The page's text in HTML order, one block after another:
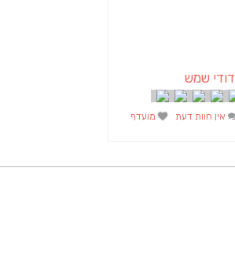
דודי שמש
אין חוות דעת מועדף